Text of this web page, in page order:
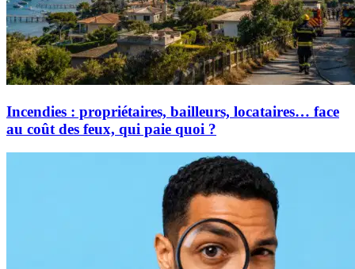
Incendies : propriétaires, bailleurs, locataires… face
au coût des feux, qui paie quoi ?